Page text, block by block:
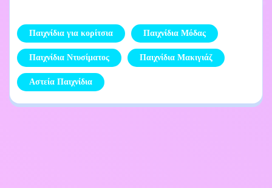
Παιχνίδια για κορίτσια Παιχνίδια Μόδας
Παιχνίδια Ντυσίματος Παιχνίδια Μακιγιάζ
Αστεία Παιχνίδια